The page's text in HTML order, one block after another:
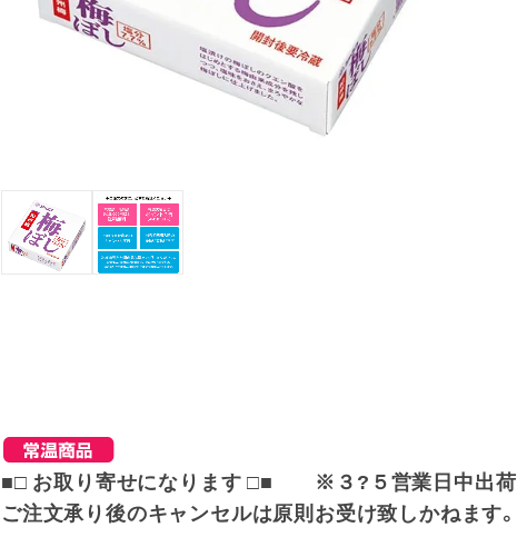
■□ お取り寄せになります □■ ※３?５営業日中出荷
ご注文承り後のキャンセルは原則お受け致しかねます。